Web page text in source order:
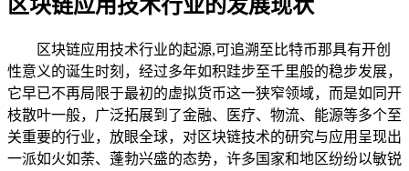
区块链应用技术行业的发展现状
区块链应用技术行业的起源,可追溯至比特币那具有开创
性意义的诞生时刻，经过多年如积跬步至千里般的稳步发展，
它早已不再局限于最初的虚拟货币这一狭窄领域，而是如同开
枝散叶一般，广泛拓展到了金融、医疗、物流、能源等多个至
关重要的行业，放眼全球，对区块链技术的研究与应用呈现出
一派如火如荼、蓬勃兴盛的态势，许多国家和地区纷纷以敏锐